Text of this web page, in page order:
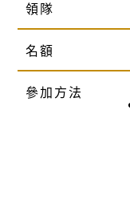
領隊
名額
參加方法